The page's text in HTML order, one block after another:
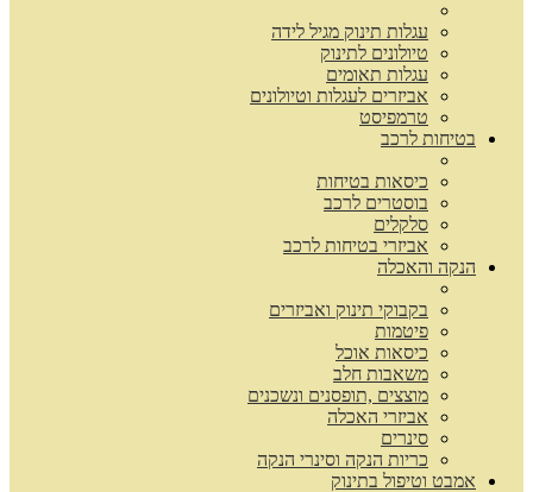
עגלות תינוק מגיל לידה
טיולונים לתינוק
עגלות תאומים
אביזרים לעגלות וטיולונים
טרמפיסט
בטיחות לרכב
כיסאות בטיחות
בוסטרים לרכב
סלקלים
אביזרי בטיחות לרכב
הנקה והאכלה
בקבוקי תינוק ואביזרים
פיטמות
כיסאות אוכל
משאבות חלב
מוצצים ,תופסנים ונשכנים
אביזרי האכלה
סינרים
כריות הנקה וסינרי הנקה
אמבט וטיפול בתינוק